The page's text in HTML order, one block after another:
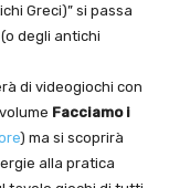
Greci)” si passa
degli antichi
di videogiochi con
Facciamo i
) ma si scoprirà
alla pratica